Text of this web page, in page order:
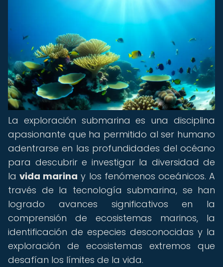
La exploración submarina es una disciplina
apasionante que ha permitido al ser humano
adentrarse en las profundidades del océano
para descubrir e investigar la diversidad de
lavida marina y los fenómenos oceánicos. A
través de la tecnología submarina, se han
logrado avances significativos en la
comprensión de ecosistemas marinos, la
identificación de especies desconocidas y la
exploración de ecosistemas extremos que
desafían los límites de la vida.